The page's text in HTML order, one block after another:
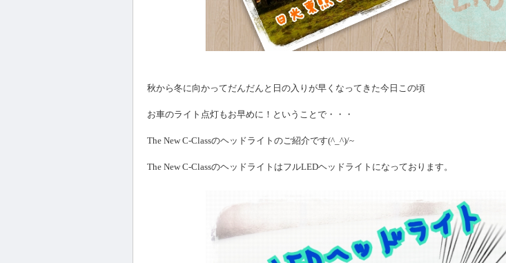
秋から冬に向かってだんだんと日の入りが早くなってきた今日この頃
お車のライト点灯もお早めに！ということで・・・
The New C-Classのヘッドライトのご紹介です(^_^)/~
The New C-ClassのヘッドライトはフルLEDヘッドライトになっております。